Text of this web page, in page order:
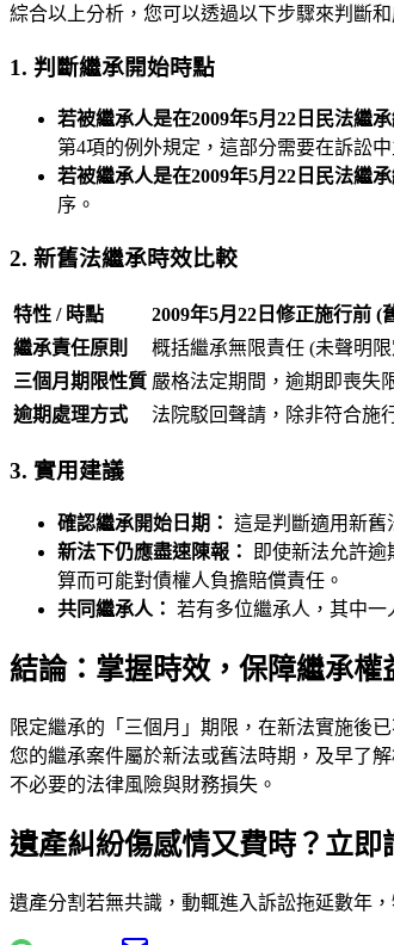
綜合以上分析，您可以透過以下步驟來判斷和
1. 判斷繼承開始時點
若被繼承人是在2009年5月22日民法繼
第4項的例外規定，這部分需要在訴訟中
若被繼承人是在2009年5月22日民法繼
序。
2. 新舊法繼承時效比較
特性 / 時點 2009年5月22日修正施行前 (
繼承責任原則
概括繼承無限責任 (未聲明
三個月期限性質 嚴格法定期間，逾期即喪失
逾期處理方式
法院駁回聲請，除非符合施
3. 實用建議
確認繼承開始日期： 這是判斷適用新舊
新法下仍應盡速陳報：
即使新法允許
算而可能對債權人負擔賠償責任。
共同繼承人： 若有多位繼承人，其中一
結論：掌握時效，保障繼承權
限定繼承的「三個月」期限，在新法實施後
您的繼承案件屬於新法或舊法時期，及早了
不必要的法律風險與財務損失。
遺產糾紛傷感情又費時？立
遺產分割若無共識，動輒進入訴訟拖延數年